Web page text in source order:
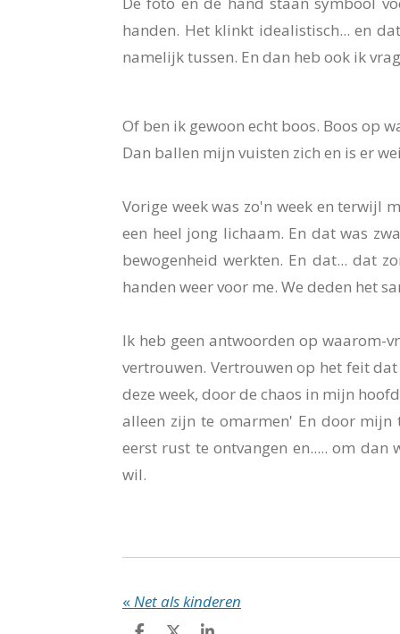
handen. Het klinkt idealistisch... en
namelijk tussen. En dan heb ook ik
Of ben ik gewoon echt boos. Boos op
Dan ballen mijn vuisten zich en is er
Vorige week was zo'n week en terwijl
een heel jong lichaam. En dat was
bewogenheid werkten. En dat... dat
handen weer voor me. We deden het
Ik heb geen antwoorden op waarom-
vertrouwen. Vertrouwen op het feit
deze week, door de chaos in mijn
alleen zijn te omarmen' En door mijn
eerst rust te ontvangen en..... om
wil.
«Net als kinderen